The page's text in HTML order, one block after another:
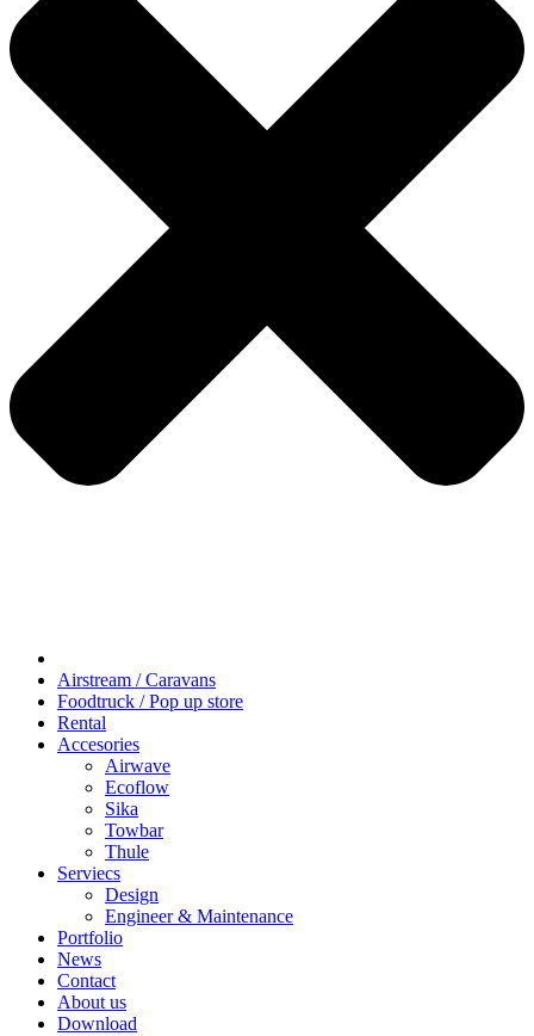
Airstream / Caravans
Foodtruck / Pop up store
Rental
Accesories
Airwave
Ecoflow
Sika
Towbar
Thule
Serviecs
Design
Engineer & Maintenance
Portfolio
News
Contact
About us
Download